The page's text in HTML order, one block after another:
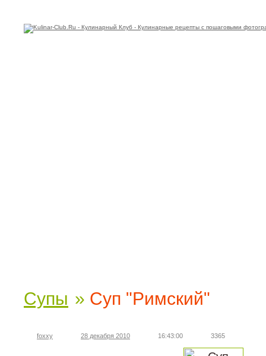
Супы » Суп "Римский"
foxxy 28 декабря 2010 16:43:00 3365